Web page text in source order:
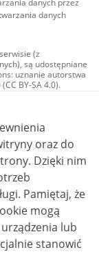
danych przez
danych
(z
są udostępniane
uznanie autorstwa
BY-SA 4.0).
materiały
licencji typu
użycie
4.0 (CC BY-
inaczej.
oraz do
nim
że
mogą
lub
stanowić